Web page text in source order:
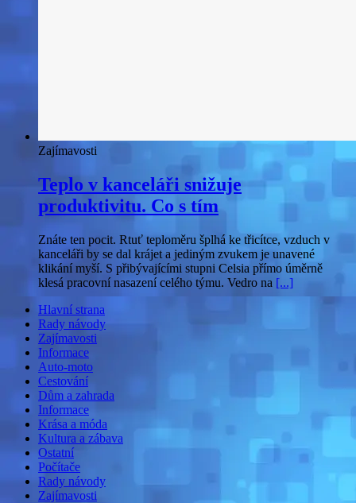
Zajímavosti
Teplo v kanceláři snižuje
produktivitu. Co s tím
Znáte ten pocit. Rtuť teploměru šplhá ke třicítce, vzduch v
kanceláři by se dal krájet a jediným zvukem je unavené
klikání myší. S přibývajícími stupni Celsia přímo úměrně
klesá pracovní nasazení celého týmu. Vedro na [...]
Hlavní strana
Rady návody
Zajímavosti
Informace
Auto-moto
Cestování
Dům a zahrada
Informace
Krása a móda
Kultura a zábava
Ostatní
Počítače
Rady návody
Zajímavosti